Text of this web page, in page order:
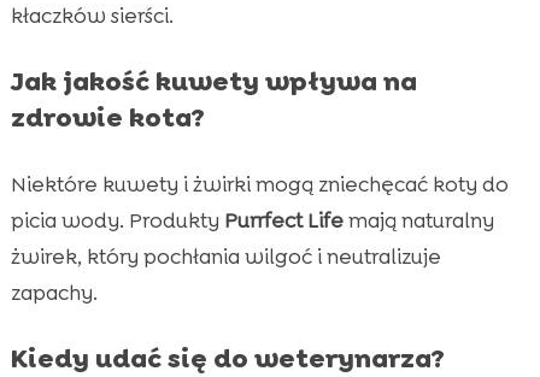
kłaczków sierści.
Jak jakość kuwety wpływa na
zdrowie kota?
Niektóre kuwety i żwirki mogą zniechęcać koty do
picia wody. Produkty Purrfect Lifemają naturalny
żwirek, który pochłania wilgoć i neutralizuje
zapachy.
Kiedy udać się do weterynarza?